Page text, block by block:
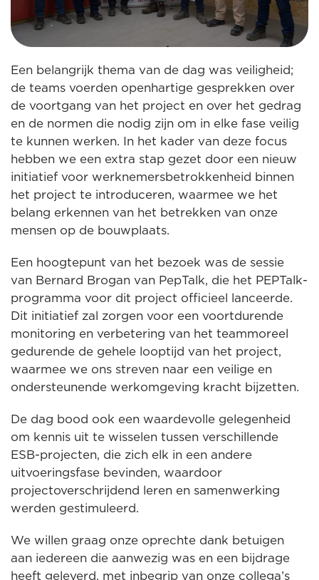
Een belangrijk thema van de dag was veiligheid;
de teams voerden openhartige gesprekken over
de voortgang van het project en over het gedrag
en de normen die nodig zijn om in elke fase veilig
te kunnen werken. In het kader van deze focus
hebben we een extra stap gezet door een nieuw
initiatief voor werknemersbetrokkenheid binnen
het project te introduceren, waarmee we het
belang erkennen van het betrekken van onze
mensen op de bouwplaats.
Een hoogtepunt van het bezoek was de sessie
van Bernard Brogan van PepTalk, die het PEPTalk-
programma voor dit project officieel lanceerde.
Dit initiatief zal zorgen voor een voortdurende
monitoring en verbetering van het teammoreel
gedurende de gehele looptijd van het project,
waarmee we ons streven naar een veilige en
ondersteunende werkomgeving kracht bijzetten.
De dag bood ook een waardevolle gelegenheid
om kennis uit te wisselen tussen verschillende
ESB-projecten, die zich elk in een andere
uitvoeringsfase bevinden, waardoor
projectoverschrijdend leren en samenwerking
werden gestimuleerd.
We willen graag onze oprechte dank betuigen
aan iedereen die aanwezig was en een bijdrage
heeft geleverd, met inbegrip van onze collega’s